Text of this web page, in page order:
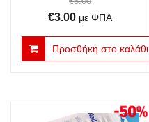
Original
price
was:
€3.00Η
τρέχουσα
τιμή
με ΦΠΑ
Προσθήκη στο καλάθι